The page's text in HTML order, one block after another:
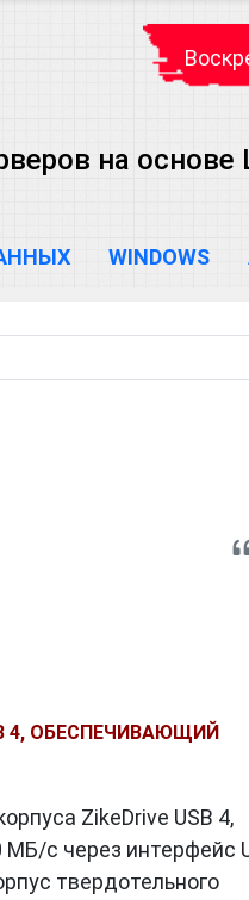
на основе
WINDOWS
4, ОБЕСПЕЧИВАЮЩИЙ
ZikeDrive USB 4,
МБ/с через интерфейс
твердотельного